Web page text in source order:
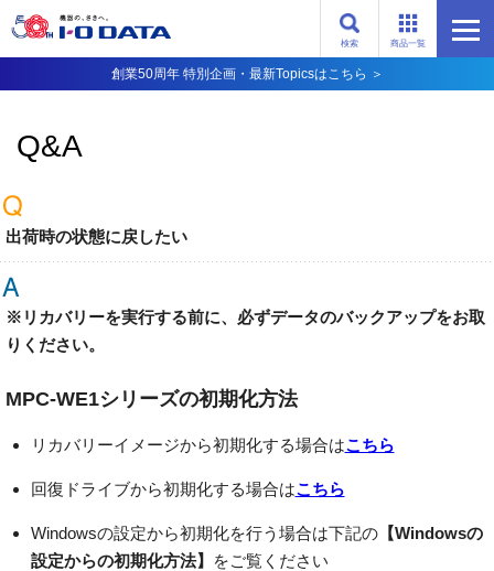
商品一覧
検索
創業50周年 特別企画・最新Topicsはこちら ＞
Q&A
出荷時の状態に戻したい
※リカバリーを実行する前に、必ずデータのバックアップをお取
りください。
MPC-WE1シリーズの初期化方法
リカバリーイメージから初期化する場合はこちら
回復ドライブから初期化する場合はこちら
Windowsの設定から初期化を行う場合は下記の【Windowsの
設定からの初期化方法】
をご覧ください